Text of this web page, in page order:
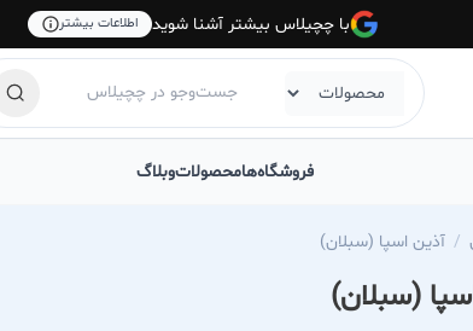
با چچیلاس بیشتر آشنا شوید اطلاعات بیشتر
فروشگاه‌هامحصولاتوبلاگ
آذین اسپا (سبلان)
(سبلان)